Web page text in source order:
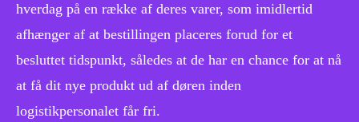
hverdag på en række af deres varer, som imidlertid
afhænger af at bestillingen placeres forud for et
besluttet tidspunkt, således at de har en chance for at nå
at få dit nye produkt ud af døren inden
logistikpersonalet får fri.